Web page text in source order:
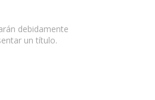
debidamente
un título.